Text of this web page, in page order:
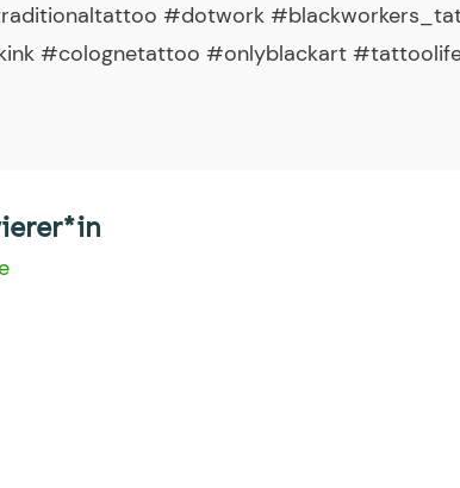
#dotwork
#colognetattoo #onlyblackart